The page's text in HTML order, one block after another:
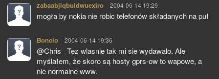
zabaabjiqbuidwuexiro pisze:
2004-06-14 19:29
mogła by nokia nie robic telefonów składanych na puł
Boncio pisze:
2004-06-14 19:36
@Chris_ Tez wlasnie tak mi sie wydawalo. Ale
myślałem, że skoro są hosty gprs-ow to wapowe, a
nie normalne www.